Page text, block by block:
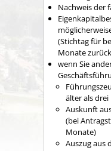
Nachweis der
(Stichtag für
Monate
wenn Sie
älter als
Auskunft
(bei
Monate)
Auszug aus